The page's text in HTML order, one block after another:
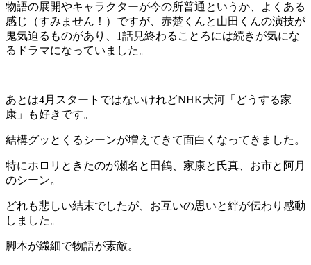
物語の展開やキャラクターが今の所普通というか、よくある
感じ（すみません！）ですが、赤楚くんと山田くんの演技が
鬼気迫るものがあり、1話見終わることろには続きが気にな
るドラマになっていました。
あとは4月スタートではないけれどNHK大河「どうする家
康」も好きです。
結構グッとくるシーンが増えてきて面白くなってきました。
特にホロリときたのが瀬名と田鶴、家康と氏真、お市と阿月
のシーン。
どれも悲しい結末でしたが、お互いの思いと絆が伝わり感動
しました。
脚本が繊細で物語が素敵。